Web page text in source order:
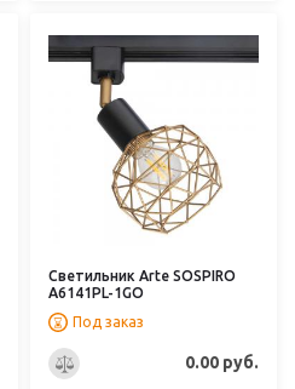
Светильник Arte SOSPIRO
A6141PL-1GO
Под заказ
0.00 руб.